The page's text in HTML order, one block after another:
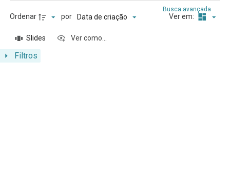
Filtros
Busca avançada
Ordenar por Data de criação Ver em:
Slides Ver como...